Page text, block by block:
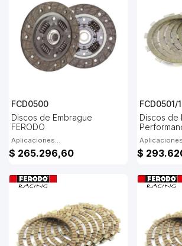
FCD0500
Discos de Embrague
FERODO
Aplicaciones...
$ 265.296,60
FCD0501/1
Discos de
$